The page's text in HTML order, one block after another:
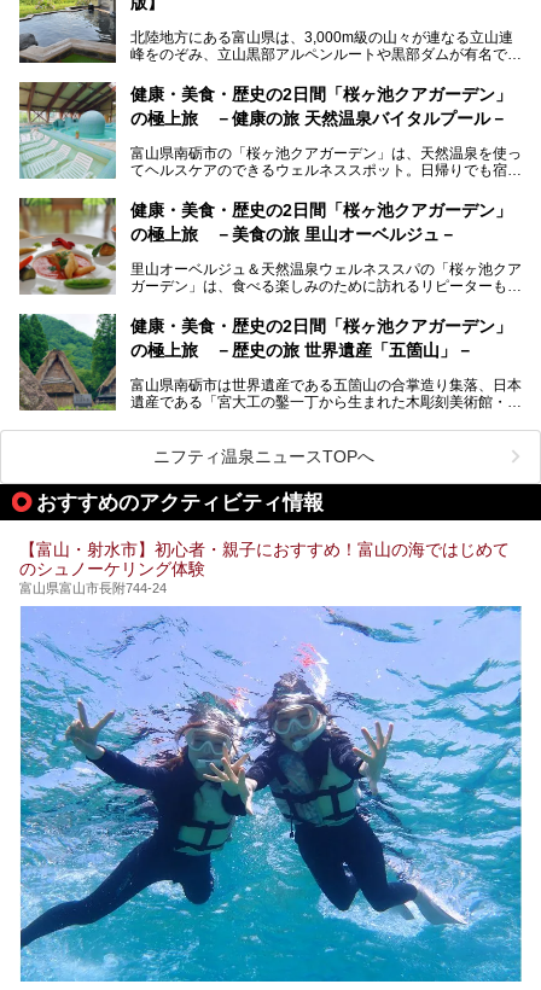
自慢の眺望、温泉、居心地の良い客室、ビュッフェ式の食事
ます。日常から少し離れて、山懐で自然に癒されたいと思う
方にぴったりの温泉です。冬なら雪景色も絵になりますよ。
───
提供元：オリックス・ホテルマネジメント株式会社【PR】
この記事は黒部・宇奈月温泉 やまのはのPR記事です。
北陸地方にある富山県は、3,000m級の山々が連なる立山連
峰をのぞみ、立山黒部アルペンルートや黒部ダムが有名で
の（新鮮な）海の幸も見逃せません！
北陸新幹線が開業し、実は東京からも2時間ほどでアクセス
のいい天然温泉が豊富で、すぐにでも出かけたくなる施設が
満載ですよ。
健康・美食・歴史の2日間「桜ヶ池クアガーデン」
の極上旅 －健康の旅 天然温泉バイタルプール－
富山県南砺市の「桜ヶ池クアガーデン」は、天然温泉を使っ
てヘルスケアのできるウェルネススポット。日帰りでも宿泊
るので、ゆったり楽しみながら美しく健康に。
そんな「桜ヶ池クアガーデン」の天然温泉バイタルプールと
ートしたいと思います。
健康・美食・歴史の2日間「桜ヶ池クアガーデン」
の極上旅 －美食の旅 里山オーベルジュ－
里山オーベルジュ＆天然温泉ウェルネススパの「桜ヶ池クア
ガーデン」は、食べる楽しみのために訪れるリピーターも多
月、水はフレンチ、火、木は和食、土日はその両方がランチ
とディナーで味わえます。オリジナルのスイーツも評判で
す。
そんな「桜ヶ池クアガーデン」に宿泊して、食を満喫してき
たのでじっくりご紹介します！
健康・美食・歴史の2日間「桜ヶ池クアガーデン」
の極上旅 －歴史の旅 世界遺産「五箇山」－
富山県南砺市は世界遺産である五箇山の合掌造り集落、日本
遺産である「宮大工の鑿一丁から生まれた木彫刻美術館・井
小京都・城端と、とても魅力的な観光スポットがたくさんあ
ります。
城端の郊外に建つ里山オーベルジュ＆温泉ウェルネススパ
「桜ヶ池クアガーデン」に泊まって、歴史の旅にお出かけし
てみませんか？
ニフティ温泉ニュースTOPへ
おすすめのアクティビティ情報
【富山・射水市】初心者・親子におすすめ！富山の海ではじめて
のシュノーケリング体験
富山県富山市長附744-24